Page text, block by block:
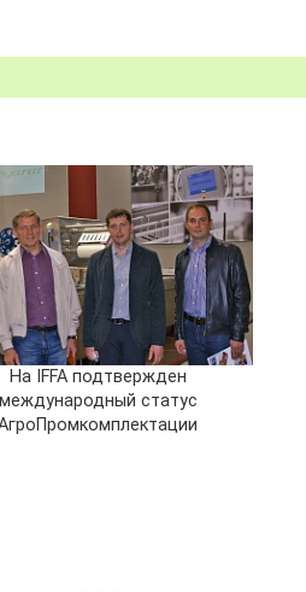
На IFFA подтвержден
международный статус